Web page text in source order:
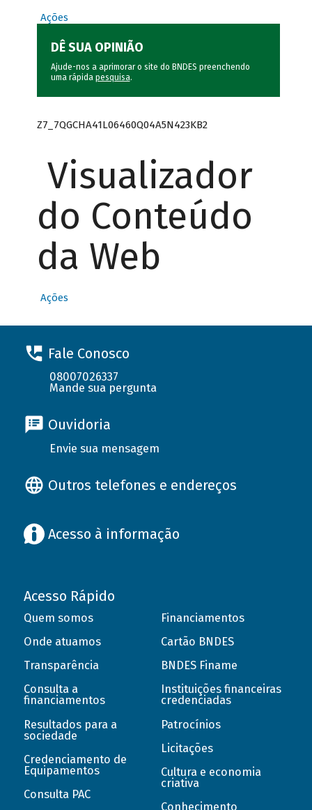
Ações
DÊ SUA OPINIÃO
Ajude-nos a aprimorar o site do BNDES preenchendo
uma rápida pesquisa.
Z7_7QGCHA41L06460Q04A5N423KB2
Visualizador
do Conteúdo
da Web
Ações
Fale Conosco
08007026337
Mande sua pergunta
Ouvidoria
Envie sua mensagem
Outros telefones e endereços
Acesso à informação
Acesso Rápido
Quem somos
Onde atuamos
Transparência
Consulta a
financiamentos
Resultados para a
sociedade
Credenciamento de
Equipamentos
Consulta PAC
Financiamentos
Cartão BNDES
BNDES Finame
Instituições financeiras
credenciadas
Patrocínios
Licitações
Cultura e economia
criativa
Conhecimento